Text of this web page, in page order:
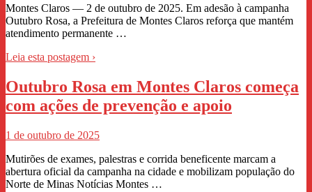
Montes Claros — 2 de outubro de 2025. Em adesão à campanha
Outubro Rosa, a Prefeitura de Montes Claros reforça que mantém
atendimento permanente …
Leia esta postagem ›
Outubro Rosa em Montes Claros começa
com ações de prevenção e apoio
1 de outubro de 2025
Mutirões de exames, palestras e corrida beneficente marcam a
abertura oficial da campanha na cidade e mobilizam população do
Norte de Minas Notícias Montes …